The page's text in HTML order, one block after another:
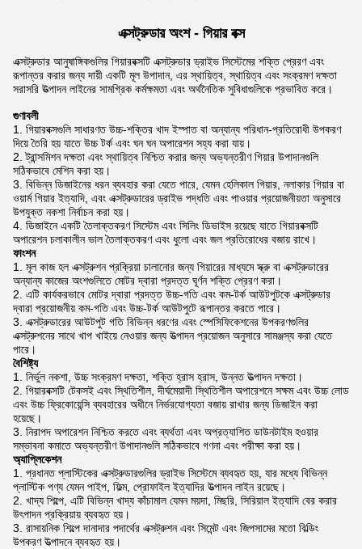
এক্সট্রুডার অংশ - গিয়ার বক্স
এক্সট্রুডার আনুষাঙ্গিকগুলির গিয়ারবক্সটি এক্সট্রুডার ড্রাইভ সিস্টেমের শক্তি প্রেরণ এবং
রূপান্তর করার জন্য দায়ী একটি মূল উপাদান, এর স্থায়িত্ব, স্থায়িত্ব এবং সংক্রমণ দক্ষতা
সরাসরি উত্পাদন লাইনের সামগ্রিক কর্মক্ষমতা এবং অর্থনৈতিক সুবিধাগুলিকে প্রভাবিত করে।
গুণাবলী
গিয়ারবক্সগুলি সাধারণত উচ্চ-শক্তির খাদ ইস্পাত বা অন্যান্য পরিধান-প্রতিরোধী উপকরণ
দিয়ে তৈরি হয় যাতে উচ্চ টর্ক এবং ঘন ঘন অপারেশন সহ্য করা যায়।
ট্রান্সমিশন দক্ষতা এবং স্থায়িত্ব নিশ্চিত করার জন্য অভ্যন্তরীণ গিয়ার উপাদানগুলি
সঠিকভাবে মেশিন করা হয়।
বিভিন্ন ডিজাইনের ধরন ব্যবহার করা যেতে পারে, যেমন হেলিকাল গিয়ার, নলাকার গিয়ার বা
ওয়ার্ম গিয়ার ইত্যাদি, এবং এক্সট্রুডারের ড্রাইভ পদ্ধতি এবং পাওয়ার প্রয়োজনীয়তা অনুসারে
উপযুক্ত নকশা নির্বাচন করা হয়।
ডিজাইনে একটি তৈলাক্তকরণ সিস্টেম এবং সিলিং ডিভাইস রয়েছে যাতে গিয়ারবক্সটি
অপারেশন চলাকালীন ভাল তৈলাক্তকরণ এবং ধুলো এবং জল প্রতিরোধের বজায় রাখে।
ফাংশন
মূল কাজ হল এক্সট্রুশন প্রক্রিয়া চালানোর জন্য গিয়ারের মাধ্যমে স্ক্রু বা এক্সট্রুডারের
অন্যান্য কাজের অংশগুলিতে মোটর দ্বারা প্রদত্ত ঘূর্ণন শক্তি প্রেরণ করা।
এটি কার্যকরভাবে মোটর দ্বারা প্রদত্ত উচ্চ-গতি এবং কম-টর্ক আউটপুটকে এক্সট্রুডার
দ্বারা প্রয়োজনীয় কম-গতি এবং উচ্চ-টর্ক আউটপুটে রূপান্তর করতে পারে।
এক্সট্রুডারের আউটপুট গতি বিভিন্ন ধরণের এবং স্পেসিফিকেশনের উপকরণগুলির
এক্সট্রুশনের সাথে খাপ খাইয়ে নেওয়ার জন্য উত্পাদন প্রয়োজন অনুসারে সামঞ্জস্য করা যেতে
পারে।
বৈশিষ্ট্য
নির্ভুল নকশা, উচ্চ সংক্রমণ দক্ষতা, শক্তি হ্রাস হ্রাস, উন্নত উত্পাদন দক্ষতা।
গিয়ারবক্সটি টেকসই এবং স্থিতিশীল, দীর্ঘমেয়াদী স্থিতিশীল অপারেশনে সক্ষম এবং উচ্চ লোড
এবং উচ্চ ফ্রিকোয়েন্সি ব্যবহারের অধীনে নির্ভরযোগ্যতা বজায় রাখার জন্য ডিজাইন করা
হয়েছে।
নিরাপদ অপারেশন নিশ্চিত করতে এবং ব্যর্থতা এবং অপ্রত্যাশিত ডাউনটাইম হওয়ার
সম্ভাবনা কমাতে অভ্যন্তরীণ উপাদানগুলি সঠিকভাবে গণনা এবং পরীক্ষা করা হয়।
অ্যাপ্লিকেশন
প্রধানত প্লাস্টিকের এক্সট্রুডারগুলির ড্রাইভ সিস্টেমে ব্যবহৃত হয়, যার মধ্যে বিভিন্ন
প্লাস্টিক পণ্য যেমন পাইপ, ফিল্ম, প্রোফাইল ইত্যাদির উত্পাদন লাইন রয়েছে।
খাদ্য শিল্পে, এটি বিভিন্ন খাদ্য কাঁচামাল যেমন ময়দা, মিছরি, সিরিয়াল ইত্যাদি বের করার
উৎপাদন প্রক্রিয়ায় ব্যবহৃত হয়।
রাসায়নিক শিল্পে দানাদার পদার্থের এক্সট্রুশন এবং সিমেন্ট এবং জিপসামের মতো বিল্ডিং
উপকরণ উত্পাদনে ব্যবহৃত হয়।